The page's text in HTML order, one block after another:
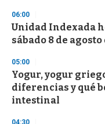
d
s
o
f
3
s
e
c
o
d
06:00
Unidad Indexada
sábado 8 de
05:00
Yogur, yogur
diferencias y qué
intestinal
04:30